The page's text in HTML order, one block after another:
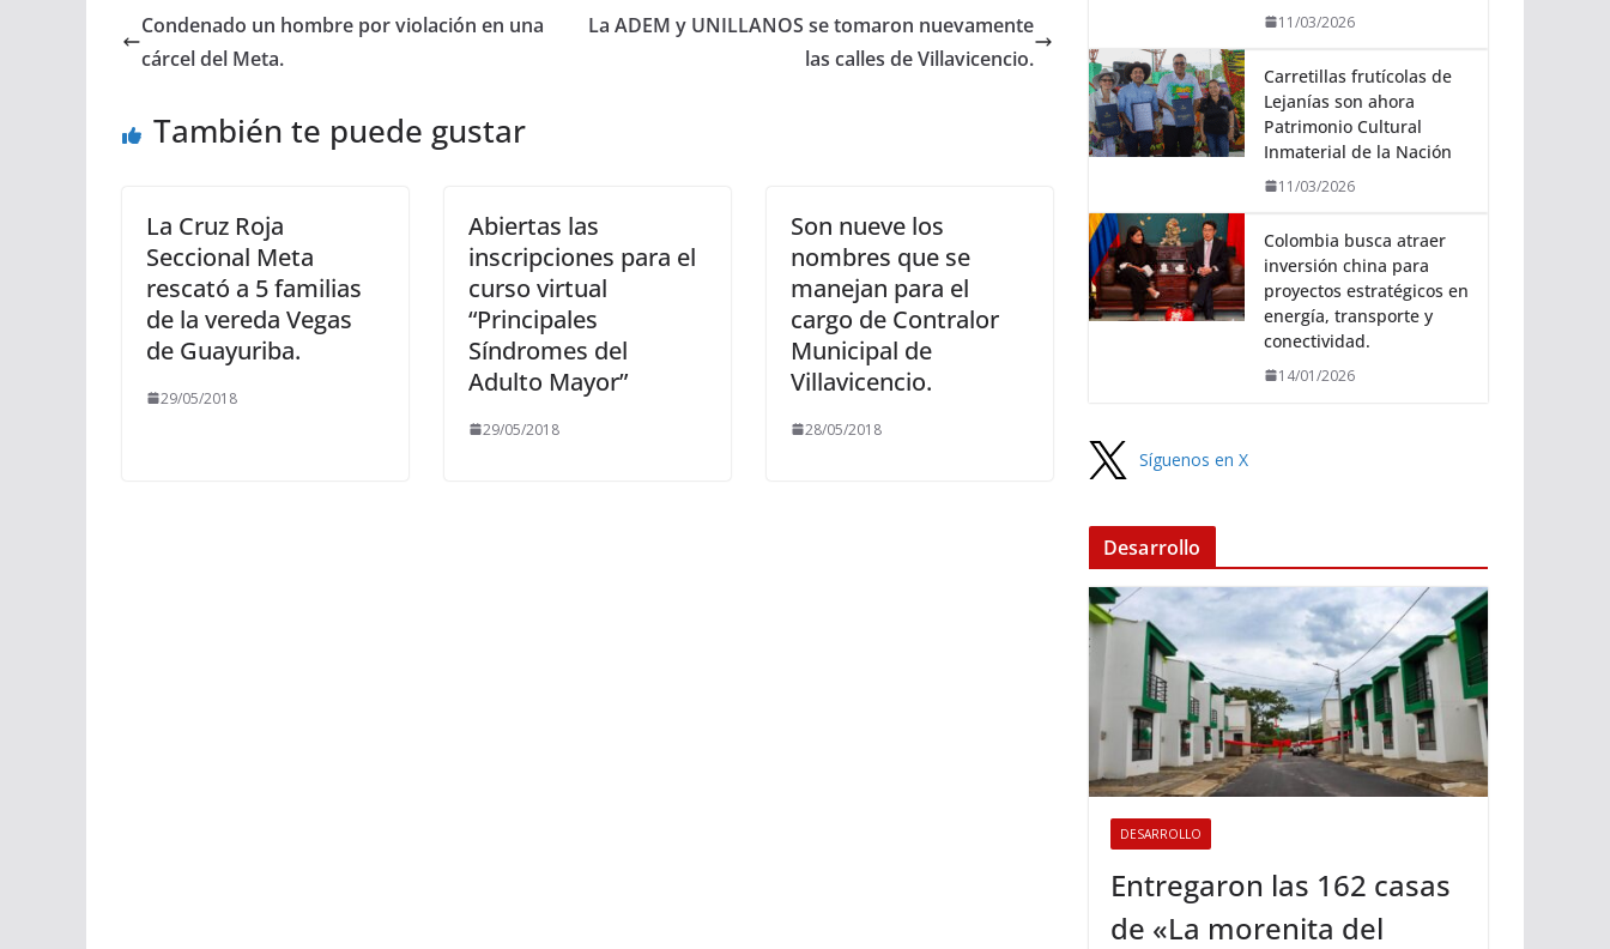
Condenado un hombre por violación en una
cárcel del Meta.
La ADEM y UNILLANOS se tomaron nuevamente
las calles de Villavicencio.
También te puede gustar
La Cruz Roja
Seccional Meta
rescató a 5 familias
de la vereda Vegas
de Guayuriba.
29/05/2018
Abiertas las
inscripciones para el
curso virtual
“Principales
Síndromes del
Adulto Mayor”
29/05/2018
Son nueve los
nombres que se
manejan para el
cargo de Contralor
Municipal de
Villavicencio.
28/05/2018
11/03/2026
Carretillas frutícolas de
Lejanías son ahora
Patrimonio Cultural
Inmaterial de la Nación
11/03/2026
Colombia busca atraer
inversión china para
proyectos estratégicos en
energía, transporte y
conectividad.
14/01/2026
Síguenos en X
Desarrollo
DESARROLLO
Entregaron las 162 casas
de «La morenita del